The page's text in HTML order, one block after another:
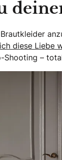
diese Liebe
–